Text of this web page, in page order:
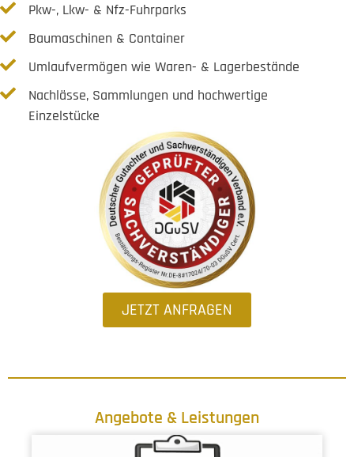
Pkw-, Lkw- & Nfz-Fuhrparks
Baumaschinen & Container
Umlaufvermögen wie Waren- & Lagerbestände
Nachlässe, Sammlungen und hochwertige
Einzelstücke
JETZT ANFRAGEN
Angebote & Leistungen